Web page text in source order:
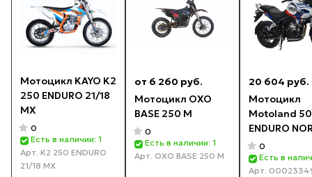
Мотоцикл KAYO K2
250 ENDURO 21/18
МХ
0
Есть в наличии: 1
Арт. K2 250 ENDURO
21/18 МХ
от 6 260 руб.
Мотоцикл OXO
BASE 250 M
0
Есть в наличии: 1
Арт. OXO BASE 250 M
20 604 руб.
Мотоцикл
Motoland
ENDURO
0
Есть в
Арт.